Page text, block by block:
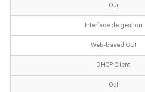
Oui
Interface de gestion
Web-based GUI
DHCP Client
Oui